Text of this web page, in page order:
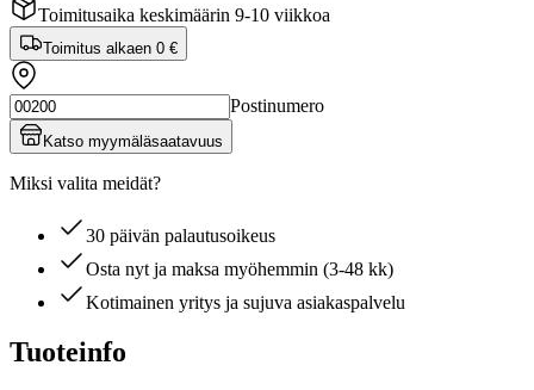
Toimitusaika keskimäärin 9-10 viikkoa
Toimitus alkaen 0 €
Postinumero
Katso myymäläsaatavuus
Miksi valita meidät?
30 päivän palautusoikeus
Osta nyt ja maksa myöhemmin (3-48 kk)
Kotimainen yritys ja sujuva asiakaspalvelu
Tuoteinfo